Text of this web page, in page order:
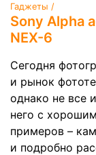
Гаджеты /
Sony Alpha
NEX-6
Сегодня
и рынок
однако не все
него с
примеров –
и подробно